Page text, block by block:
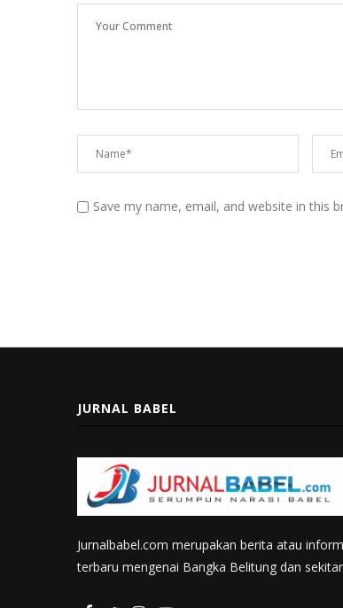
Save my name, email, and website in this
JURNAL BABEL
Jurnalbabel.com merupakan berita atau
terbaru mengenai Bangka Belitung dan